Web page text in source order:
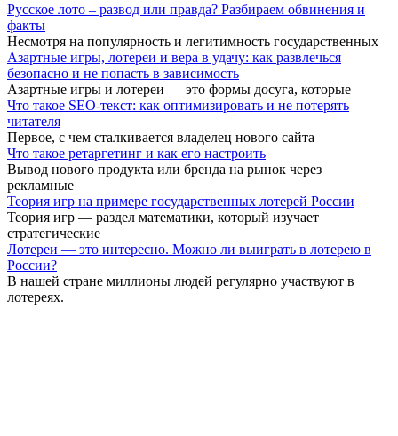
Русское лото – развод или правда? Разбираем обвинения и
факты
Несмотря на популярность и легитимность государственных
Азартные игры, лотереи и вера в удачу: как развлечься
безопасно и не попасть в зависимость
Азартные игры и лотереи — это формы досуга, которые
Что такое SEO-текст: как оптимизировать и не потерять
читателя
Первое, с чем сталкивается владелец нового сайта –
Что такое ретаргетинг и как его настроить
Вывод нового продукта или бренда на рынок через
рекламные
Теория игр на примере государственных лотерей России
Теория игр — раздел математики, который изучает
стратегические
Лотереи — это интересно. Можно ли выиграть в лотерею в
России?
В нашей стране миллионы людей регулярно участвуют в
лотереях.